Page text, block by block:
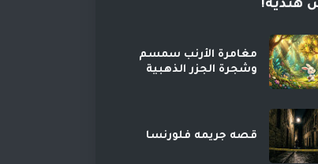
هندية!
مغامرة الأرنب سمسم
وشجرة الجزر الذهبية
قصه جريمه فلورنسا